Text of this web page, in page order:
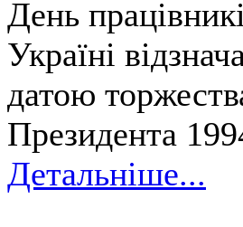
День
Україні
датою
Президента
Детальніше...